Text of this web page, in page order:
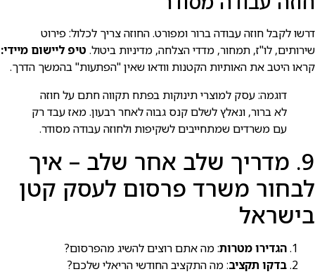
דרשו לקבל חוזה עבודה ברור ומפורט. החוזה צריך לכלול: פירוט
שירותים, לו"ז, תמחור, מדדי הצלחה, מדיניות ביטול. טיפ ליישום מיידי:
קראו היטב את האותיות הקטנות וודאו שאין "הפתעות" בהמשך הדרך.
דוגמה: עסק למוצרי תינוקות בפתח תקווה חתם על חוזה
לא ברור, ונאלץ לשלם קנס גבוה לאחר רבעון. מאז עבד רק
עם משרדים שמתחייבים לשקיפות ולחוזה עבודה מסודר.
9. מדריך שלב אחר שלב – איך
לבחור משרד פרסום לעסק קטן
בישראל
הגדירו מטרות: מה אתם רוצים להשיג מהפרסום?
בדקו תקציב: מה התקציב החודשי הריאלי שלכם?